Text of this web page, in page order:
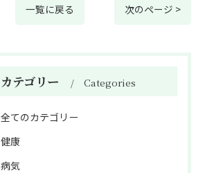
一覧に戻る 次のページ >
カテゴリー Categories
全てのカテゴリー
健康
病気